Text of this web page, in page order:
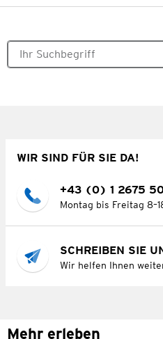
WIR SIND FÜR SIE DA!
+43 (0) 1 2675
Montag bis Freitag
SCHREIBEN SIE
Wir helfen Ihnen
Mehr erleben